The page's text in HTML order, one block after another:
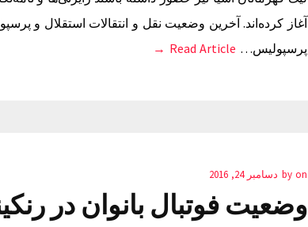
آغاز کرده‌اند. آخرین وضعیت نقل و انتقالات استقلال و
پرسپولیس… Read Article →
by on دسامبر 24, 2016
وضعیت فوتبال بانوان در